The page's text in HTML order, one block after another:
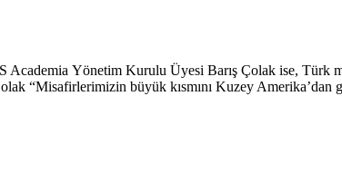
Yönetim Kurulu Üyesi Barış Çolak ise, Türk
“Misafirlerimizin büyük kısmını Kuzey Amerika’dan